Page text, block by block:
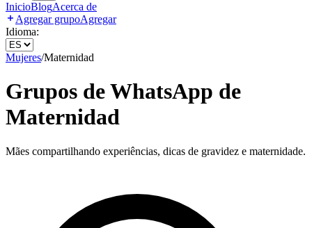
InicioBlogAcerca de
Agregar grupoAgregar
Idioma:
Mujeres/Maternidad
Grupos de WhatsApp de
Maternidad
Mães compartilhando experiências, dicas de gravidez e maternidade.